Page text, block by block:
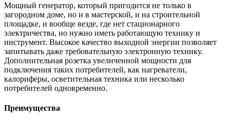
Мощный генератор, который пригодится не только в
загородном доме, но и в мастерской, и на строительной
площадке, и вообще везде, где нет стационарного
электричества, но нужно иметь работающую технику и
инструмент. Высокое качество выходной энергии позволяет
запитывать даже требовательную электронную технику.
Дополнительная розетка увеличенной мощности для
подключения таких потребителей, как нагреватели,
калориферы, осветительная техника или несколько
потребителей одновременно.
Преимущества